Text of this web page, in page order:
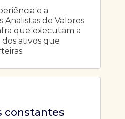
e a
Analistas de Valores
que executam a
ativos que
constantes